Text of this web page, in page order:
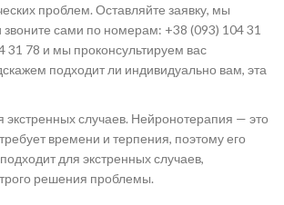
проблем. Оставляйте заявку, мы
сами по номерам: +38 (093) 104 31
31 78 и мы проконсультируем вас
подходит ли индивидуально вам, эта
экстренных случаев. Нейронотерапия — это
времени и терпения, поэтому его
для экстренных случаев,
решения проблемы.